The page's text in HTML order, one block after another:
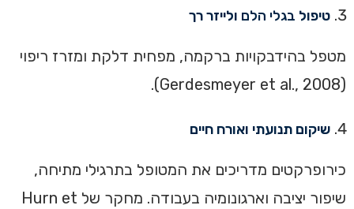
טיפול בגלי הלם ולייזר רך
מטפל בהידבקויות ברקמה, מפחית דלקת ומזרז ריפוי
(Gerdesmeyer et al., 2008).
שיקום תנועתי ואורח חיים
כירופרקטים מדריכים את המטופל בתרגילי מתיחה,
שיפור יציבה וארגונומיה בעבודה. מחקר של Hurn et